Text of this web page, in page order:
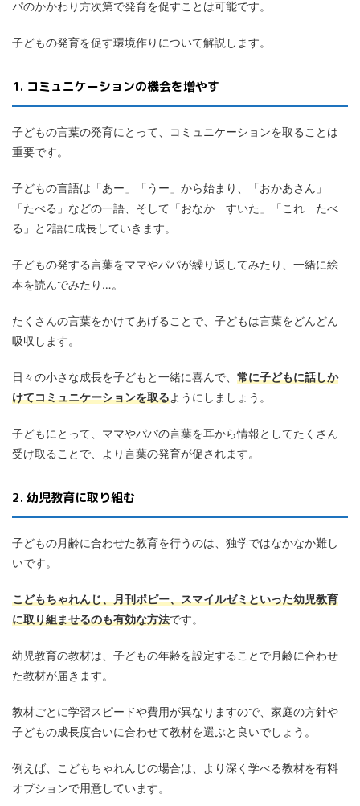
パのかかわり方次第で発育を促すことは可能です。
子どもの発育を促す環境作りについて解説します。
1. コミュニケーションの機会を増やす
子どもの言葉の発育にとって、コミュニケーションを取ることは
重要です。
子どもの言語は「あー」「うー」から始まり、「おかあさん」
「たべる」などの一語、そして「おなか すいた」「これ たべ
る」と2語に成長していきます。
子どもの発する言葉をママやパパが繰り返してみたり、一緒に絵
本を読んでみたり…。
たくさんの言葉をかけてあげることで、子どもは言葉をどんどん
吸収します。
日々の小さな成長を子どもと一緒に喜んで、 常に子どもに話しか
けてコミュニケーションを取るようにしましょう。
子どもにとって、ママやパパの言葉を耳から情報としてたくさん
受け取ることで、より言葉の発育が促されます。
2. 幼児教育に取り組む
子どもの月齢に合わせた教育を行うのは、独学ではなかなか難し
いです。
こどもちゃれんじ、月刊ポピー、スマイルゼミといった幼児教育
に取り組ませるのも有効な方法です。
幼児教育の教材は、子どもの年齢を設定することで月齢に合わせ
た教材が届きます。
教材ごとに学習スピードや費用が異なりますので、家庭の方針や
子どもの成長度合いに合わせて教材を選ぶと良いでしょう。
例えば、こどもちゃれんじの場合は、より深く学べる教材を有料
オプションで用意しています。